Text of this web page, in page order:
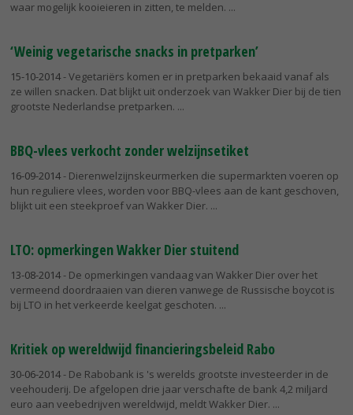
waar mogelijk kooieieren in zitten, te melden.
‘Weinig vegetarische snacks in pretparken’
15-10-2014- Vegetariërs komen er in pretparken bekaaid vanaf als
ze willen snacken. Dat blijkt uit onderzoek van Wakker Dier bij de tien
grootste Nederlandse pretparken.
BBQ-vlees verkocht zonder welzijnsetiket
16-09-2014- Dierenwelzijnskeurmerken die supermarkten voeren op
hun reguliere vlees, worden voor BBQ-vlees aan de kant geschoven,
blijkt uit een steekproef van Wakker Dier.
LTO: opmerkingen Wakker Dier stuitend
13-08-2014- De opmerkingen vandaag van Wakker Dier over het
vermeend doordraaien van dieren vanwege de Russische boycot is
bij LTO in het verkeerde keelgat geschoten.
Kritiek op wereldwijd financieringsbeleid Rabo
30-06-2014- De Rabobank is 's werelds grootste investeerder in de
veehouderij. De afgelopen drie jaar verschafte de bank 4,2 miljard
euro aan veebedrijven wereldwijd, meldt Wakker Dier.